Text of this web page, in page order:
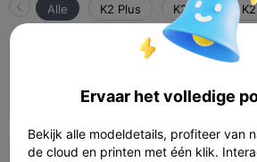
Alle K2 Plus K2 Pro K2
0,2mm laag, 3 wanden,
 09m 04s 1
Ervaar het volledige
Bekijk alle modeldetails, profiteer van
de cloud en printen met één klik.